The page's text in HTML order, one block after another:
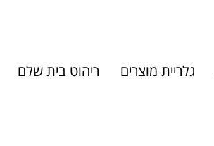
גלריית מוצרים ריהוט בית שלם